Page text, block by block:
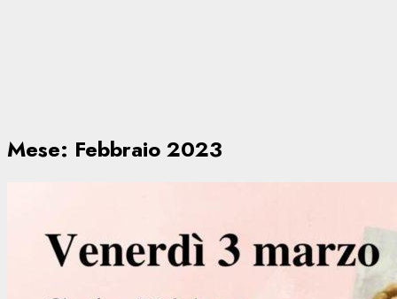
Mese: Febbraio 2023